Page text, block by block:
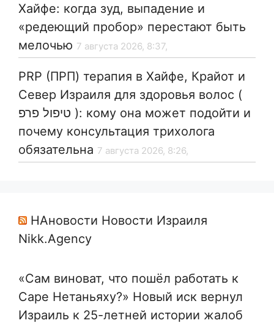
Хайфе: когда зуд, выпадение и
«редеющий пробор» перестают быть
мелочью 7 августа 2026, 8:37,
PRP (ПРП) терапия в Хайфе, Крайот и
Север Израиля для здоровья волос (
טיפול פרפ ): кому она может подойти и
почему консультация трихолога
обязательна 7 августа 2026, 8:26,
НАновости Новости Израиля
Nikk.Agency
«Сам виноват, что пошёл работать к
Саре Нетаньяху?» Новый иск вернул
Израиль к 25-летней истории жалоб